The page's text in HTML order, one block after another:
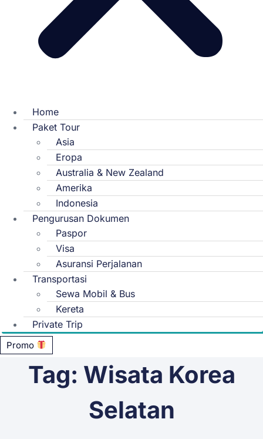
Home
Paket Tour
Asia
Eropa
Australia & New Zealand
Amerika
Indonesia
Pengurusan Dokumen
Paspor
Visa
Asuransi Perjalanan
Transportasi
Sewa Mobil & Bus
Kereta
Private Trip
Promo
Tag: Wisata Korea
Selatan